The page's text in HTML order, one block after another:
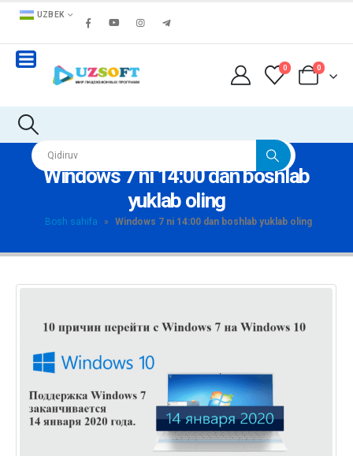
UZBEK
0 0
Windows 7 ni 14:00 dan boshlab
yuklab oling
Bosh sahifa » Windows 7 ni 14:00 dan boshlab yuklab oling